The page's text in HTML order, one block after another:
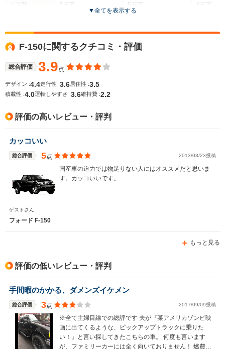
サイズ
(全長x全幅x全高)
WLTCモード
駆動方式
3ドア
全高
1.98m
4.73m
4WD
5ドア
全高
4ドア
全
4800cc
▼全てを表示する
F-150に関するクチコミ・評価
総合評価 3.9点
デザイン :4.4走行性 :3.6 居住性 :3.5
積載性 :4.0運転しやすさ :3.6維持費 :2.2
評価の高いレビュー・評判
カッコいい
総合評価 5点 2013/03/23投稿
国産車の迫力では物足りない人にはオススメだと思いま
す。カッコいいです。
ゲストさん
フォード F-150
もっと見る
評価の低いレビュー・評判
手間暇のかかる、ダメンズイケメン
総合評価 3点 2017/09/09投稿
※全て主婦目線での総評です 夫が『某アメリカゾンビ映
画に出てくるような、ピックアップトラックに乗りた
い！』と言い探してきたこちらの車。 何度も言います
が、ファミリーカーには全く向いておりません！ 燃費は